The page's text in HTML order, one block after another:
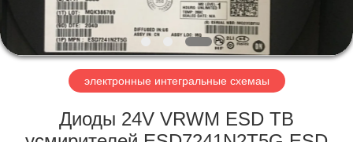
О
НАС
ЭКСКУРСИЯ
ПО
электронные интегральные схемаы
Диоды 24V VRWM ESD ТВ